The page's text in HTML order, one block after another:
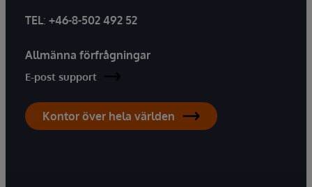
TEL: +46-8-502 492 52
Allmänna förfrågningar
E-post support
Kontor över hela världen